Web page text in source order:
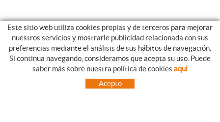
GUIA DE COMPRA
COMO REALIZAR SUS PEDIDOS
PREGUNTAS FRECUENTES
Este sitio web utiliza cookies propias y de terceros para mejorar
nuestros servicios y mostrarle publicidad relacionada con sus
preferencias mediante el análisis de sus hábitos de navegación.
Si continua navegando, consideramos que acepta su uso. Puede
saber más sobre nuestra política de cookies aquí
Acepto